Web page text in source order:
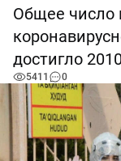
Общее число
достигло
5411 0